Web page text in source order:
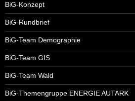
BiG-Konzept
BiG-Rundbrief
BiG-Team Demographie
BiG-Team GIS
BiG-Team Wald
BiG-Themengruppe ENERGIE AUTARK